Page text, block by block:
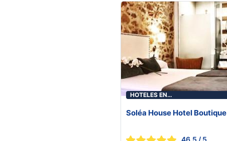
HOTELES EN
Soléa House Hotel Boutique
46.5 / 5